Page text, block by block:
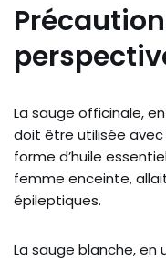
La sauge officinale,
doit être utilisée
forme d’huile
femme enceinte,
épileptiques.
La sauge blanche,